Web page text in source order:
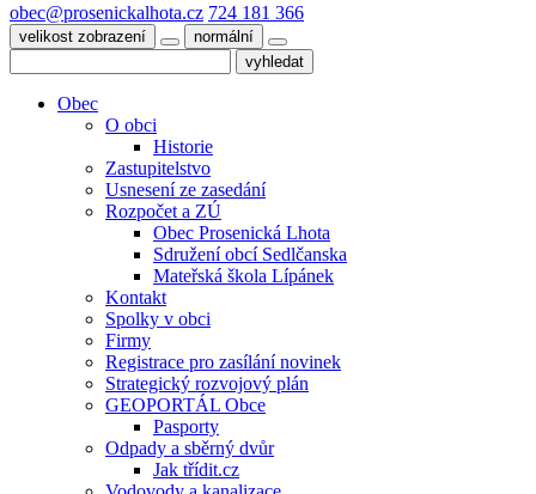
obec@prosenickalhota.cz 724 181 366
velikost zobrazení normální
Obec
O obci
Historie
Zastupitelstvo
Usnesení ze zasedání
Rozpočet a ZÚ
Obec Prosenická Lhota
Sdružení obcí Sedlčanska
Mateřská škola Lípánek
Kontakt
Spolky v obci
Firmy
Registrace pro zasílání novinek
Strategický rozvojový plán
GEOPORTÁL Obce
Pasporty
Odpady a sběrný dvůr
Jak třídit.cz